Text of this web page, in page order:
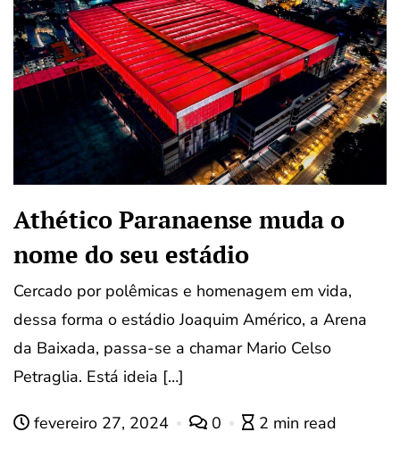
Athético Paranaense muda o
nome do seu estádio
Cercado por polêmicas e homenagem em vida,
dessa forma o estádio Joaquim Américo, a Arena
da Baixada, passa-se a chamar Mario Celso
Petraglia. Está ideia […]
fevereiro 27, 2024 0 2 min read